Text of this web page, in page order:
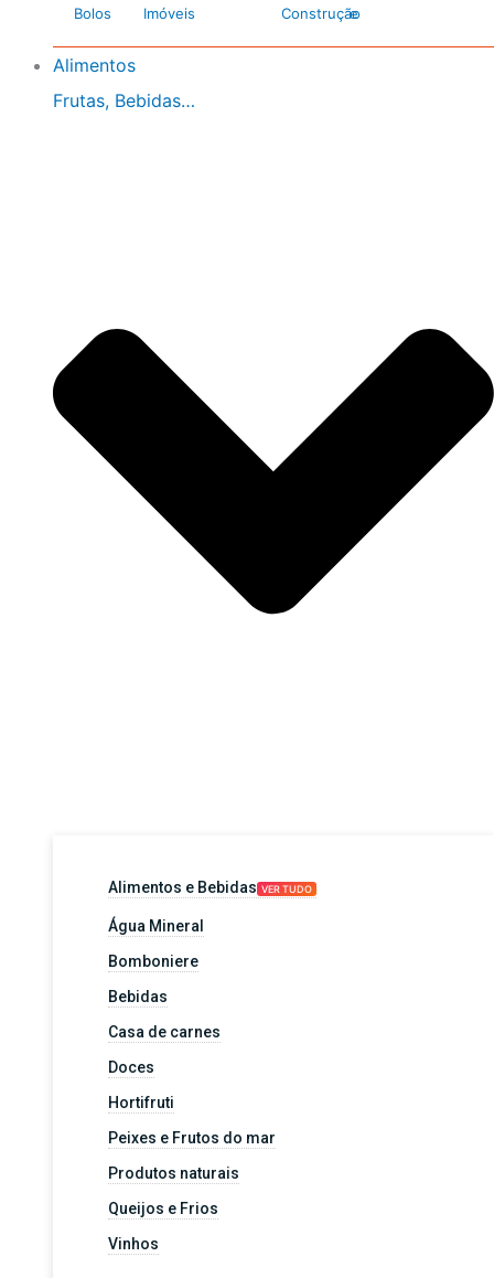
Bolos
Imóveis
Construção
e
Alimentos
Frutas, Bebidas…
Alimentos e Bebidas VER TUDO
Água Mineral
Bomboniere
Bebidas
Casa de carnes
Doces
Hortifruti
Peixes e Frutos do mar
Produtos naturais
Queijos e Frios
Vinhos